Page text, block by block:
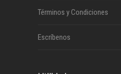
Términos y Condiciones
Escríbenos